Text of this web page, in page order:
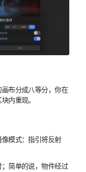
布分成八等分，你在
内重现。
模式：指引将反射
简单的说，物件经过